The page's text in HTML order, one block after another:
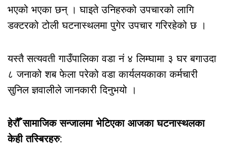
भएको भएका छन् । घाइते उनिहरुको उपचारको लागि
डक्टरको टोली घटनास्थलमा पुगेर उपचार गरिरहेको छ ।
यस्तै सत्यवती गाउँपालिका वडा नं ४ लिम्घामा ३ घर बगाउदा
८ जनाको शब फेला परेको वडा कार्यलयकाका कर्मचारी
सुनिल ज्ञवालीले जानकारी दिनुभयो ।
हेरौँ सामाजिक सन्जालमा भेटिएका आजका घटनास्थलका
केही तस्बिरहरु: